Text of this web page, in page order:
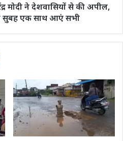
मोदी ने देशवासियों से की अपील,
सुबह एक साथ आएं सभी